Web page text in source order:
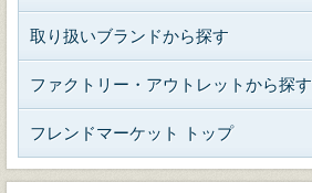
取り扱いブランドから探す
ファクトリー・アウトレットから探す
フレンドマーケット トップ